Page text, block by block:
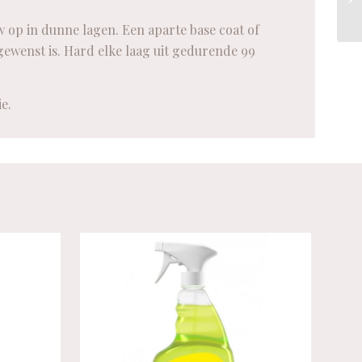
in dunne lagen. Een aparte base coat of
is. Hard elke laag uit gedurende 99